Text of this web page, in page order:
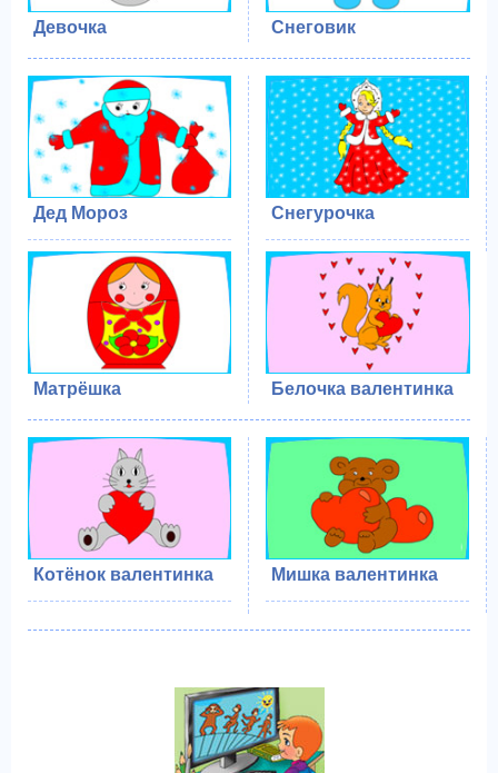
Девочка Снеговик
Дед Мороз Снегурочка
Матрёшка Белочка валентинка
Котёнок валентинка Мишка валентинка